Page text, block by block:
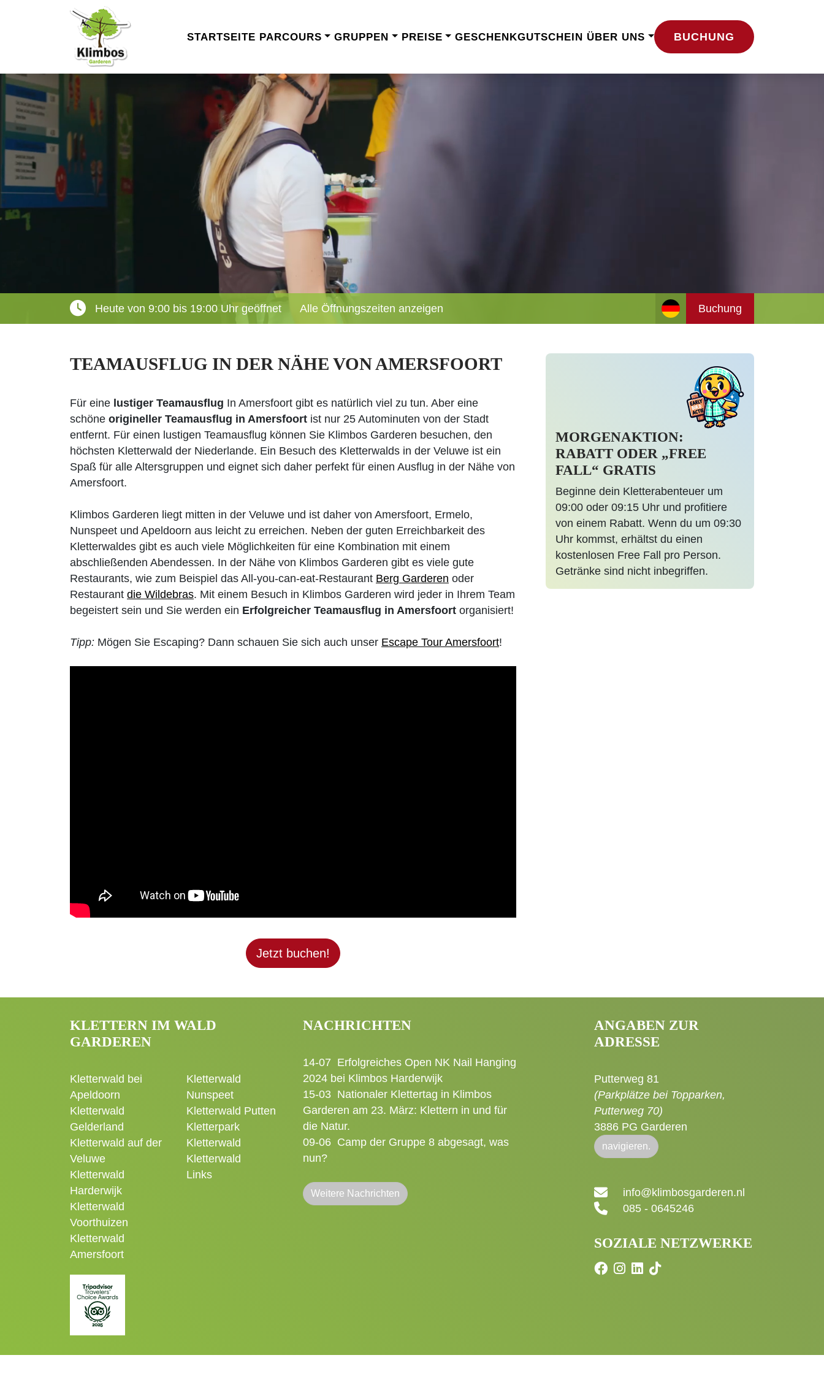
STARTSEITE PARCOURS GRUPPEN PREISE GESCHENKGUTSCHEIN ÜBER UNS BUCHUNG
Heute von 9:00 bis 19:00 Uhr geöffnet Alle Öffnungszeiten anzeigen Buchung
TEAMAUSFLUG IN DER NÄHE VON AMERSFOORT
Für eine lustiger Teamausflug In Amersfoort gibt es natürlich viel zu tun. Aber eine
schöne origineller Teamausflug in Amersfoort ist nur 25 Autominuten von der Stadt
entfernt. Für einen lustigen Teamausflug können Sie Klimbos Garderen besuchen, den
höchsten Kletterwald der Niederlande. Ein Besuch des Kletterwalds in der Veluwe ist ein
Spaß für alle Altersgruppen und eignet sich daher perfekt für einen Ausflug in der Nähe von
Amersfoort.
Klimbos Garderen liegt mitten in der Veluwe und ist daher von Amersfoort, Ermelo,
Nunspeet und Apeldoorn aus leicht zu erreichen. Neben der guten Erreichbarkeit des
Kletterwaldes gibt es auch viele Möglichkeiten für eine Kombination mit einem
abschließenden Abendessen. In der Nähe von Klimbos Garderen gibt es viele gute
Restaurants, wie zum Beispiel das All-you-can-eat-Restaurant Berg Garderen oder
Restaurant die Wildebras. Mit einem Besuch in Klimbos Garderen wird jeder in Ihrem Team
begeistert sein und Sie werden ein Erfolgreicher Teamausflug in Amersfoort organisiert!
Tipp: Mögen Sie Escaping? Dann schauen Sie sich auch unser Escape Tour Amersfoort!
Jetzt buchen!
MORGENAKTION:
RABATT ODER „FREE
FALL“ GRATIS
Beginne dein Kletterabenteuer um
09:00 oder 09:15 Uhr und profitiere
von einem Rabatt. Wenn du um 09:30
Uhr kommst, erhältst du einen
kostenlosen Free Fall pro Person.
Getränke sind nicht inbegriffen.
KLETTERN IM WALD
GARDEREN
Kletterwald bei
Apeldoorn
Kletterwald
Gelderland
Kletterwald auf der
Veluwe
Kletterwald
Harderwijk
Kletterwald
Voorthuizen
Kletterwald
Amersfoort
Kletterwald
Nunspeet
Kletterwald Putten
Kletterpark
Kletterwald
Kletterwald
Links
NACHRICHTEN
14-07 Erfolgreiches Open NK Nail Hanging
2024 bei Klimbos Harderwijk
15-03 Nationaler Klettertag in Klimbos
Garderen am 23. März: Klettern in und für
die Natur.
09-06 Camp der Gruppe 8 abgesagt, was
nun?
Weitere Nachrichten
ANGABEN ZUR
ADRESSE
Putterweg 81
(Parkplätze bei Topparken,
Putterweg 70)
3886 PG Garderen
navigieren.
info@klimbosgarderen.nl
085 - 0645246
SOZIALE NETZWERKE